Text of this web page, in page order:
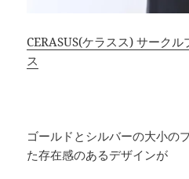
CERASUS(ケラスス) サーク
ス
ゴールドとシルバーの大小の
た存在感のあるデザインが